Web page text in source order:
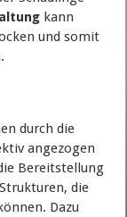
kann
und somit
durch die
angezogen
Bereitstellung
die
Dazu